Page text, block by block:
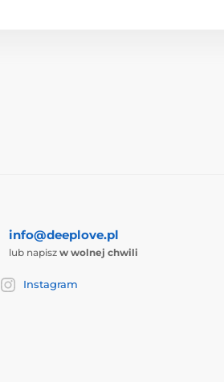
info@deeplove.pl
lub napisz w wolnej chwili
Instagram